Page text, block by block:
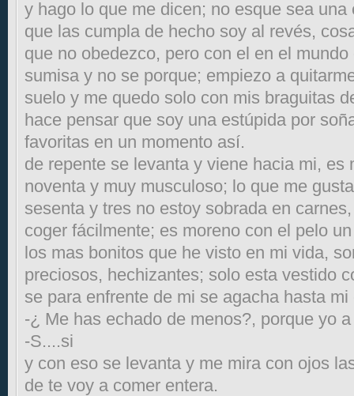
y hago lo que me dicen; no esque sea
que las cumpla de hecho soy al revés,
que no obedezco, pero con el en el
sumisa y no se porque; empiezo a
suelo y me quedo solo con mis braguitas
hace pensar que soy una estúpida por
favoritas en un momento así.
de repente se levanta y viene hacia mi, es
noventa y muy musculoso; lo que me
sesenta y tres no estoy sobrada en
coger fácilmente; es moreno con el pelo
los mas bonitos que he visto en mi vida,
preciosos, hechizantes; solo esta vestido
se para enfrente de mi se agacha hasta
-¿ Me has echado de menos?, porque yo
-S....si
y con eso se levanta y me mira con ojos
de te voy a comer entera.